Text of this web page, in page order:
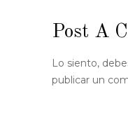
Post A
Lo siento,
publicar un